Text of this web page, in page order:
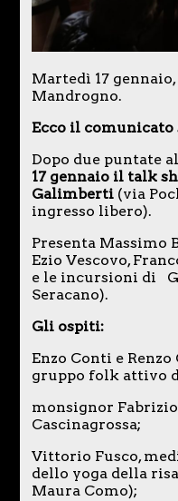
Martedì 17
Mandrogno.
Ecco il comunicato
Dopo due puntate
17 gennaio il talk
Galimberti(via
ingresso libero).
Presenta Massimo
Ezio Vescovo,
e le incursioni di
Seracano).
Gli ospiti:
Enzo Conti e
gruppo folk attivo
monsignor Fabrizio
Cascinagrossa;
Vittorio Fusco,
dello yoga della
Maura Como);